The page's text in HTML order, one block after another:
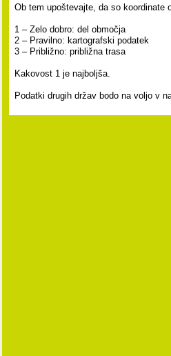
Ob tem upoštevajte, da so koordinate
1 – Zelo dobro: del območja
2 – Pravilno: kartografski podatek
3 – Približno: približna trasa
Kakovost 1 je najboljša.
Podatki drugih držav bodo na voljo v